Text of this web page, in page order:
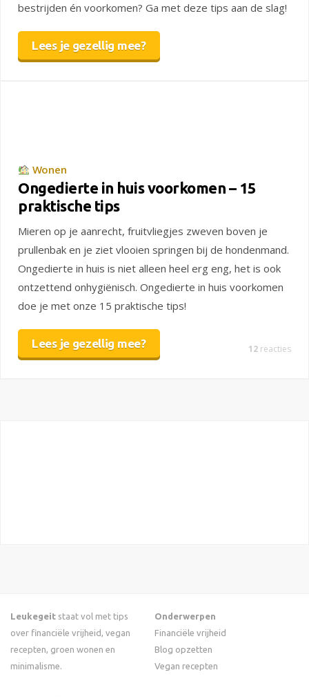
bestrijden én voorkomen? Ga met deze tips aan de slag!
Lees je gezellig mee?
Wonen
Ongedierte in huis voorkomen – 15
praktische tips
Mieren op je aanrecht, fruitvliegjes zweven boven je
prullenbak en je ziet vlooien springen bij de hondenmand.
Ongedierte in huis is niet alleen heel erg eng, het is ook
ontzettend onhygiënisch. Ongedierte in huis voorkomen
doe je met onze 15 praktische tips!
Lees je gezellig mee? 12 reacties
Leukegeit staat vol met tips
over financiële vrijheid, vegan
recepten, groen wonen en
minimalisme.
Onderwerpen
Financiële vrijheid
Blog opzetten
Vegan recepten